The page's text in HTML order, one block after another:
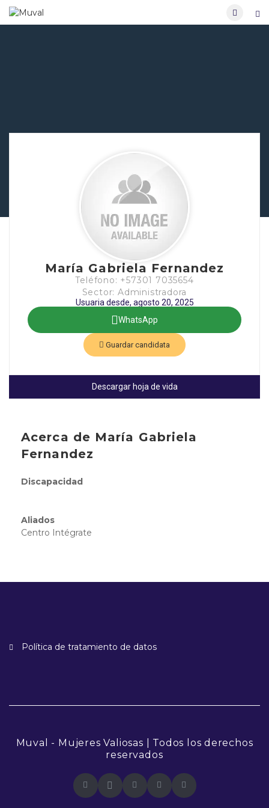
María Gabriela Fernandez
Teléfono: +57301 7035654
Sector: Administradora
Usuaria desde, agosto 20, 2025
WhatsApp
Guardar candidata
Descargar hoja de vida
Acerca de María Gabriela
Fernandez
Discapacidad
Aliados
Centro Intégrate
Política de tratamiento de datos
Muval - Mujeres Valiosas | Todos los derechos
reservados